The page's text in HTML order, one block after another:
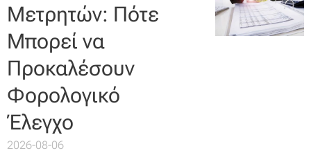
Μετρητών: Πότε
Μπορεί να
Προκαλέσουν
Φορολογικό
Έλεγχο
2026-08-06